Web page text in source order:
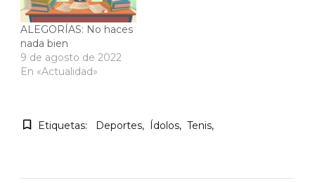
ALEGORÍAS: No haces
nada bien
9 de agosto de 2022
En «Actualidad»
Etiquetas: Deportes Ídolos Tenis